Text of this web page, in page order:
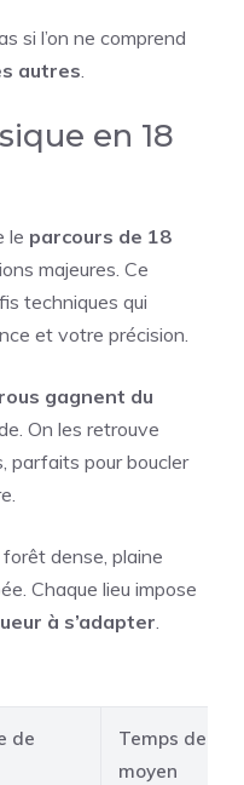
si l’on ne comprend
autres.
en 18
le parcours de 18
majeures. Ce
techniques qui
et votre précision.
gagnent du
On les retrouve
parfaits pour boucler
dense, plaine
Chaque lieu impose
à s’adapter.
de
Temps de jeu
moyen